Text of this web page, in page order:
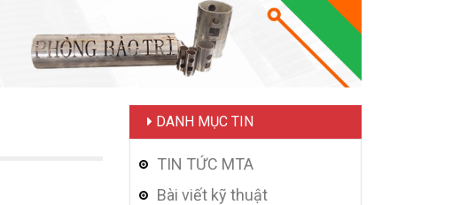
DANH MỤC TIN
TIN TỨC MTA
Bài viết kỹ thuật